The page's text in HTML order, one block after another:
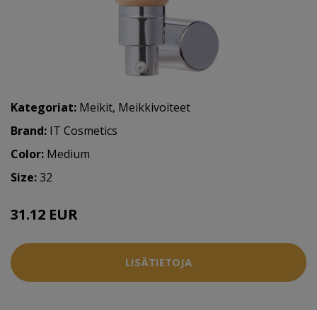
Kategoriat: Meikit, Meikkivoiteet
Brand: IT Cosmetics
Color: Medium
Size:32
31.12 EUR
LISÄTIETOJA